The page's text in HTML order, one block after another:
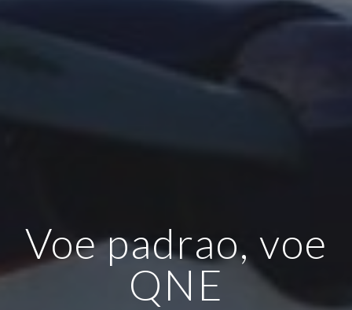
Voe padrao, voe
QNE